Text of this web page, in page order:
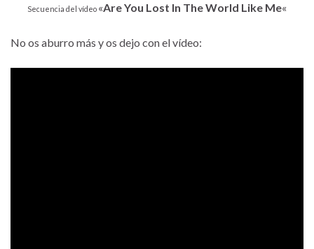
Secuencia del vídeo «Are You Lost In The World Like Me«
No os aburro más y os dejo con el vídeo: